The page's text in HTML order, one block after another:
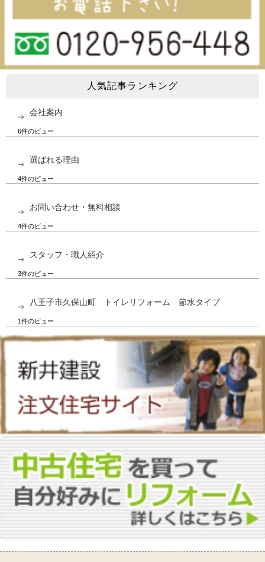
人気記事ランキング
会社案内
6件のビュー
選ばれる理由
4件のビュー
お問い合わせ・無料相談
4件のビュー
スタッフ・職人紹介
3件のビュー
八王子市久保山町 トイレリフォーム 節水タイプ
1件のビュー